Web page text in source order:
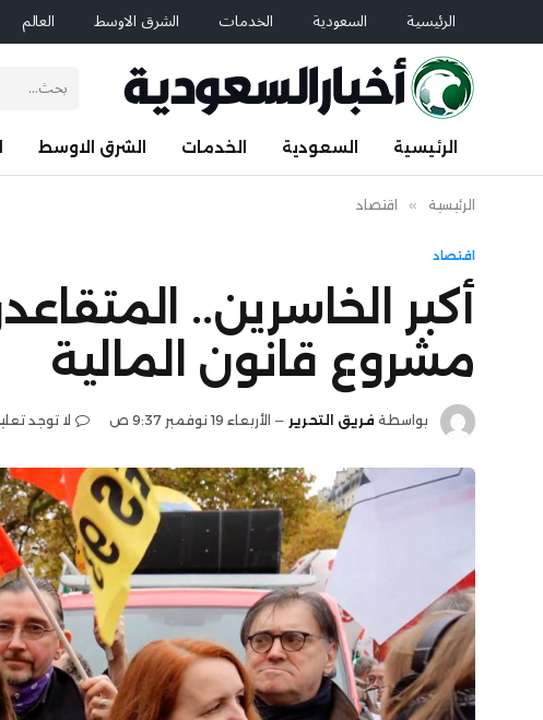
الرئيسية السعودية الخدمات الشرق الاوسط العالم
الرئيسية السعودية الخدمات الشرق الاوسط
الرئيسية » اقتصاد
اقتصاد
أكبر الخاسرين..
مشروع قانون المالية
بواسطة فريق التحرير الأربعاء 19 نوفمبر 9:37 ص لا توجد